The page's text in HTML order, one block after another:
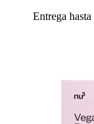
Entrega